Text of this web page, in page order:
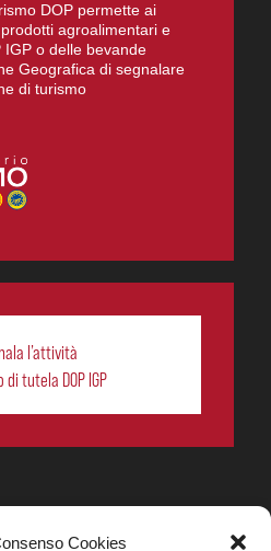
Cookies
DOP permette ai
agroalimentari e
IGP o delle bevande
Geografica di segnalare
di turismo
l’attività
di tutela DOP IGP
ITALIA.